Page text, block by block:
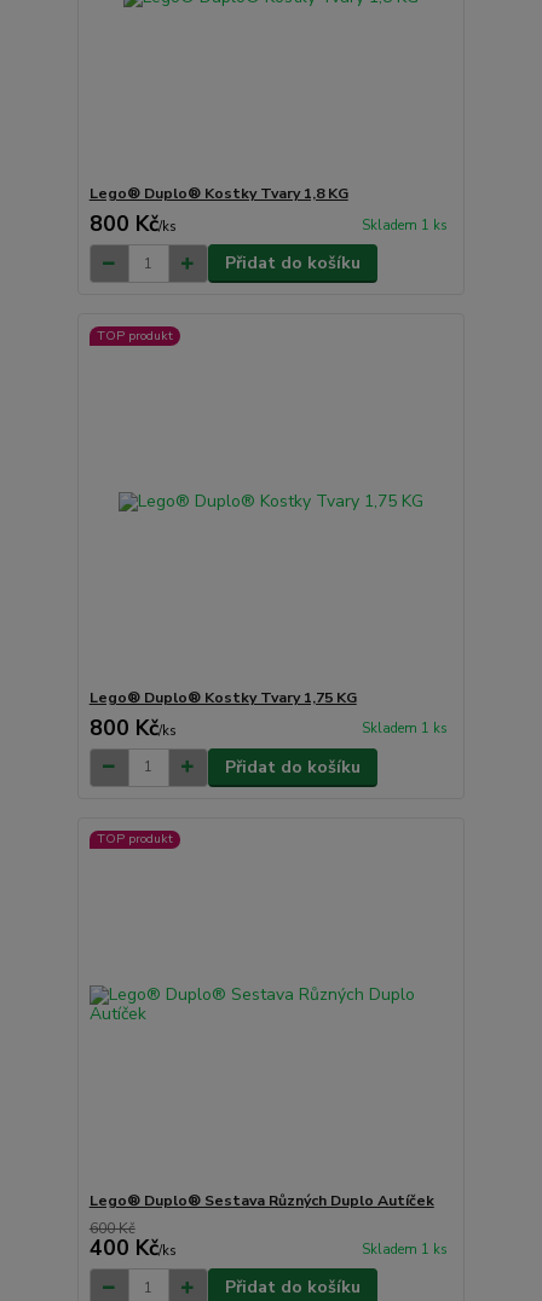
Lego® Duplo® Kostky Tvary 1,8 KG
800 Kč/ks Skladem 1 ks
Přidat do košíku
TOP produkt
Lego® Duplo® Kostky Tvary 1,75 KG
800 Kč/ks Skladem 1 ks
Přidat do košíku
TOP produkt
Lego® Duplo® Sestava Různých Duplo Autíček
600 Kč
400 Kč/ks Skladem 1 ks
Přidat do košíku